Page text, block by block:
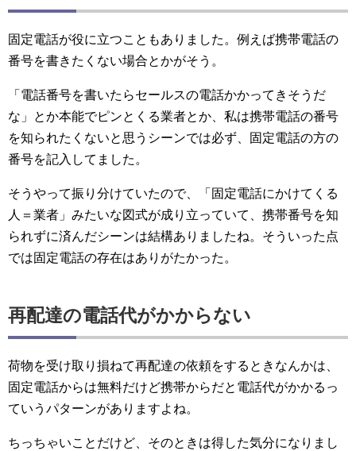
固定電話が役に立つこともありました。例えば携帯電話の
番号を書きたくない場合とかがそう。
「電話番号を書いたらセールスの電話かかってきそうだ
な」とか本能でピンとくる業者とか、私は携帯電話の番号
を知られたくないと思うシーンでは必ず、固定電話の方の
番号を記入してました。
そうやって振り分けていたので、「固定電話にかけてくる
人＝業者」みたいな図式が成り立っていて、携帯番号を知
られずに済んだシーンは結構ありましたね。そういった点
では固定電話の存在はありがたかった。
再配達の電話代がかからない
荷物を受け取り損ねて再配達の依頼をするときなんかは、
固定電話からは無料だけど携帯からだと電話代がかかるっ
ていうパターンがありますよね。
ちっちゃいことだけど、そのときは得した気分になりまし